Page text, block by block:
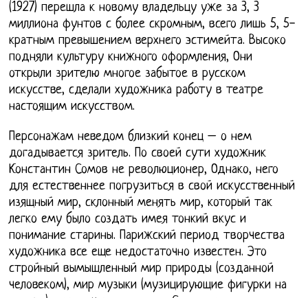
(1927) перешла к новому владельцу уже за 3, 3
миллиона фунтов с более скромным, всего лишь 5, 5-
кратным превышением верхнего эстимейта. Высоко
подняли культуру книжного оформления, Они
открыли зрителю многое забытое в русском
искусстве, сделали художника работу в театре
настоящим искусством.
Персонажам неведом близкий конец – о нем
догадывается зритель. По своей сути художник
Константин Сомов не революционер, Однако, него
для естественнее погрузиться в свой искусственный
изящный мир, склонный менять мир, который так
легко ему было создать имея тонкий вкус и
понимание старины. Парижский период творчества
художника все еще недостаточно известен. Это
стройный вымышленный мир природы (созданной
человеком), мир музыки (музицирующие фигурки на